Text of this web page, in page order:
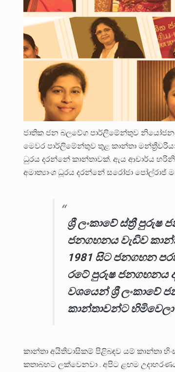
ජාතික ජන බලවේග පාර්ලිමේන්තුව
මෙවර පාර්ලිමේන්තුව තුළ කාන්තා
ධුරය දරන්නේ කාන්තාවක්. ඇය ආචාර්ය
අමාත්‍යාංශ ධූරය දරන්නේ සරෝජා පෝල්රාජ්
ශ්‍රී ලංකාවේ ස්ත්‍රී
ජනගහනය වැඩිව
1981 සිට ජනගහන
රටේ පුරුෂ ජනගහනය
වශයෙන් ශ්‍රී ලංකාවේ
කාන්තාවන්ට
කාන්තා අයිතිවාසිකම් පිළිබඳව යම් කාන්තා
කතාබහට ලක්වෙනවා . අපිට ළඟම